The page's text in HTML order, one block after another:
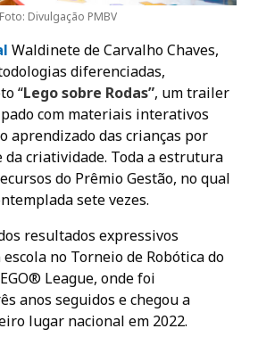
Foto: Divulgação PMBV
Waldinete de Carvalho Chaves,
diferenciadas,
“Lego sobre Rodas”, um trailer
com materiais interativos
aprendizado das crianças por
da criatividade. Toda a estrutura
do Prêmio Gestão, no qual
sete vezes.
resultados expressivos
no Torneio de Robótica do
League, onde foi
anos seguidos e chegou a
lugar nacional em 2022.